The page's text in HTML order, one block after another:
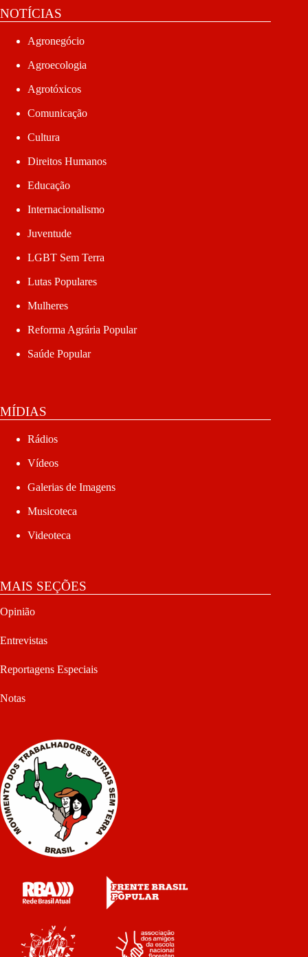
NOTÍCIAS
Agronegócio
Agroecologia
Agrotóxicos
Comunicação
Cultura
Direitos Humanos
Educação
Internacionalismo
Juventude
LGBT Sem Terra
Lutas Populares
Mulheres
Reforma Agrária Popular
Saúde Popular
MÍDIAS
Rádios
Vídeos
Galerias de Imagens
Musicoteca
Videoteca
MAIS SEÇÕES
Opinião
Entrevistas
Reportagens Especiais
Notas